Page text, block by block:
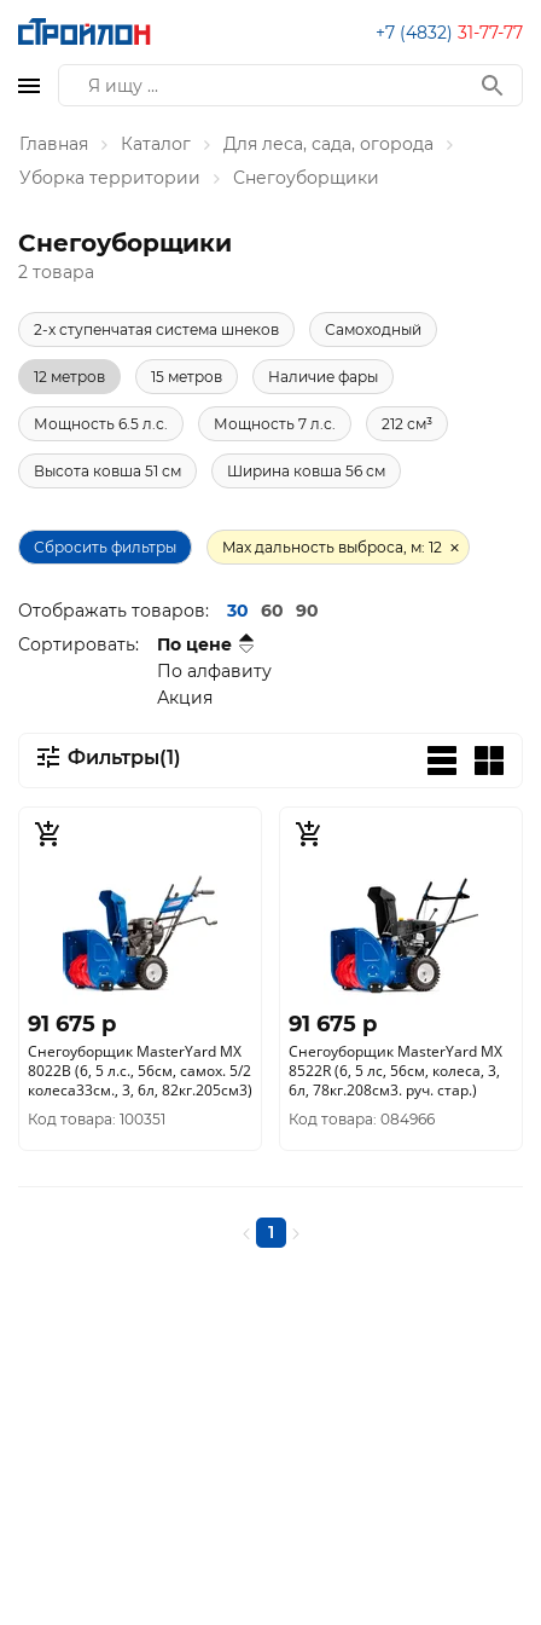
+7 (4832) 31-77-77
Главная Каталог
Для леса, сада, огорода
Уборка территории
Снегоуборщики
Снегоуборщики
2 товара
2-х ступенчатая система шнеков Самоходный
12 метров 15 метров Наличие фары
Мощность 6.5 л.с. Мощность 7 л.с. 212 см³
Высота ковша 51 см Ширина ковша 56 см
Сбросить фильтры Max дальность выброса, м: 12
Отображать товаров: 30 60
90
Сортировать:
По цене
По алфавиту
Акция
Фильтры(1)
91 675 p
Снегоуборщик MasterYard MX
8022B (6, 5 л.с., 56см, самох. 5/2
колеса33см., 3, 6л, 82кг.205см3)
Код товара: 100351
91 675 p
Снегоуборщик MasterYard MX
8522R (6, 5 лс, 56см, колеса, 3,
6л, 78кг.208см3. руч. стар.)
Код товара: 084966
1